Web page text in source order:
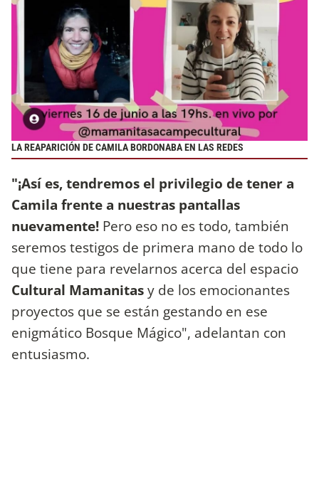
LA REAPARICIÓN DE CAMILA BORDONABA EN LAS REDES
"¡Así es, tendremos el privilegio de tener a
Camila frente a nuestras pantallas
nuevamente! Pero eso no es todo, también
seremos testigos de primera mano de todo lo
que tiene para revelarnos acerca del espacio
Cultural Mamanitasy de los emocionantes
proyectos que se están gestando en ese
enigmático Bosque Mágico", adelantan con
entusiasmo.